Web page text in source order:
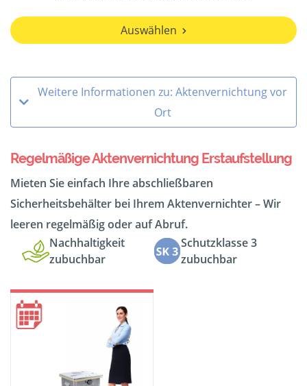
Auswählen
Weitere Informationen zu: Aktenvernichtung vor
Ort
Regelmäßige Aktenvernichtung Erstaufstellung
Mieten Sie einfach Ihre abschließbaren
Sicherheitsbehälter bei Ihrem Aktenvernichter – Wir
leeren regelmäßig oder auf Abruf.
Nachhaltigkeit
zubuchbar
Schutzklasse 3
zubuchbar